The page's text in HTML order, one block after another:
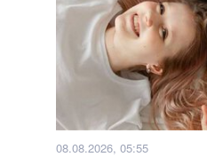
08.08.2026, 05:55